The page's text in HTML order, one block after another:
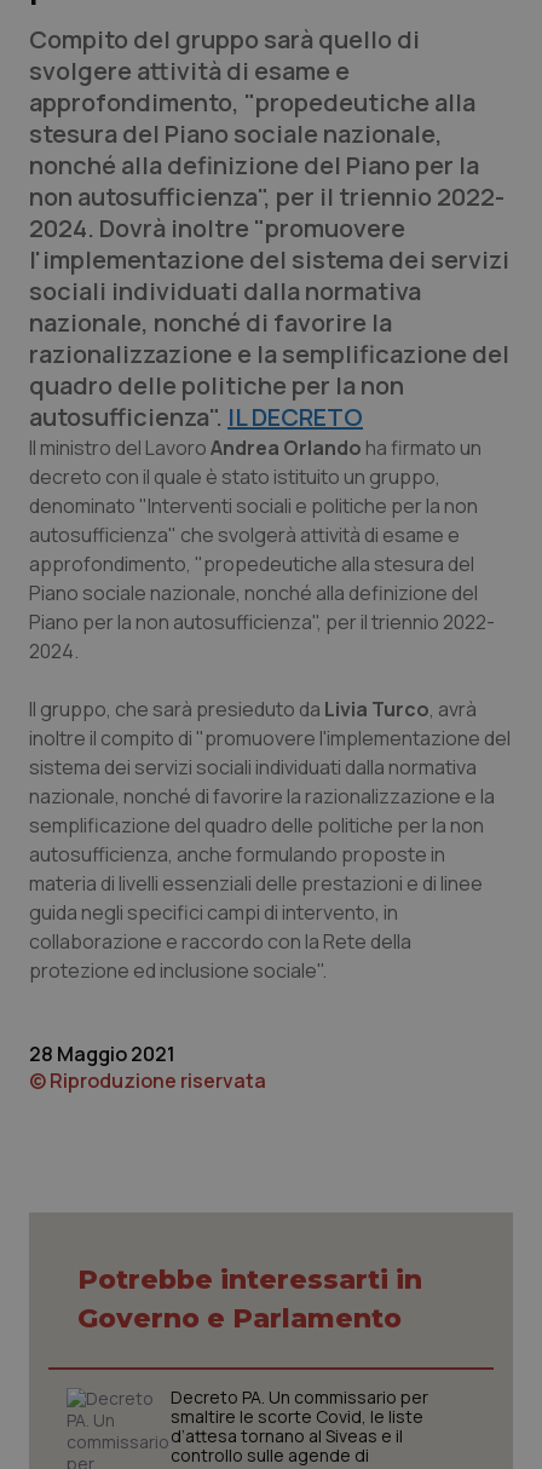
Lettere al direttore
Edizioni Regionali
QS Pro
Professionisti Sanitari.AI
Abruzzo
Basilicata
Calabria
Campania
Emilia-Romagna
Friuli Venezia Giulia
Lazio
Liguria
Lombardia
Marche
Molise
Piemonte
Provincia Autonoma di Trento
Sardegna
Sicilia
Umbria
QS Pro Gold
Artrite & artrosi
Asma & BPCO
Car-T
Colesterolo & coronaropatie
Dermatite Atopica
Diabete & glucometri
Disturbi dell’umore
Dolore
Donna & Salute
Epatiti
HIV
Ipertensione & Scompenso
Malattia di Crohn & Rettocolite Ulcerosa
Neuroscienze & patologie neurodegenerative
Oftalmologia
QS Club Newsletter
Compito del gruppo sarà quello di
svolgere attività di esame e
approfondimento, "propedeutiche alla
stesura del Piano sociale nazionale,
nonché alla definizione del Piano per la
non autosufficienza", per il triennio 2022-
2024. Dovrà inoltre "promuovere
l'implementazione del sistema dei servizi
sociali individuati dalla normativa
nazionale, nonché di favorire la
razionalizzazione e la semplificazione del
quadro delle politiche per la non
autosufficienza". IL DECRETO
Il ministro del LavoroAndrea Orlando ha firmato un
decreto con il quale è stato istituito un gruppo,
denominato "Interventi sociali e politiche per la non
autosufficienza" che svolgerà attività di esame e
approfondimento, "propedeutiche alla stesura del
Piano sociale nazionale, nonché alla definizione del
Piano per la non autosufficienza", per il triennio 2022-
2024.
Il gruppo, che sarà presieduto da Livia Turco, avrà
inoltre il compito di "promuovere l'implementazione del
sistema dei servizi sociali individuati dalla normativa
nazionale, nonché di favorire la razionalizzazione e la
semplificazione del quadro delle politiche per la non
autosufficienza, anche formulando proposte in
materia di livelli essenziali delle prestazioni e di linee
guida negli specifici campi di intervento, in
collaborazione e raccordo con la Rete della
protezione ed inclusione sociale".
28 Maggio 2021
© Riproduzione riservata
Potrebbe interessarti in
Governo e Parlamento
Decreto PA. Un commissario per
smaltire le scorte Covid, le liste
d’attesa tornano al Siveas e il
controllo sulle agende di